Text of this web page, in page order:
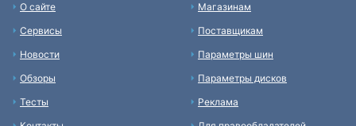
О сайте
Сервисы
Новости
Обзоры
Тесты
Магазинам
Поставщикам
Параметры шин
Параметры дисков
Реклама